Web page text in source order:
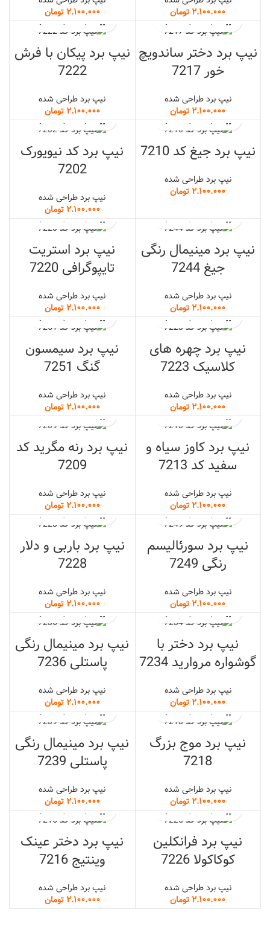
تومان
تومان
نیپ برد دختر ساندویچ
خور 7217
نیپ برد طراحی شده
تومان
نیپ برد پیکان با فرش
7222
نیپ برد طراحی شده
تومان
نیپ برد جیغ کد 7210
نیپ برد طراحی شده
تومان
نیپ برد کد نیویورک
7202
نیپ برد طراحی شده
تومان
نیپ برد مینیمال رنگی
جیغ 7244
نیپ برد طراحی شده
تومان
نیپ برد استریت
تایپوگرافی 7220
نیپ برد طراحی شده
تومان
نیپ برد چهره های
کلاسیک 7223
نیپ برد طراحی شده
تومان
نیپ برد سیمسون
گنگ 7251
نیپ برد طراحی شده
تومان
نیپ برد کاوز سیاه و
سفید کد 7213
نیپ برد طراحی شده
تومان
نیپ برد رنه مگرید کد
7209
نیپ برد طراحی شده
تومان
نیپ برد سورئالیسم
رنگی 7249
نیپ برد طراحی شده
تومان
نیپ برد باربی و دلار
7228
نیپ برد طراحی شده
تومان
نیپ برد دختر با
گوشواره مروارید 7234
نیپ برد طراحی شده
تومان
نیپ برد مینیمال رنگی
پاستلی 7236
نیپ برد طراحی شده
تومان
نیپ برد موج بزرگ
7218
نیپ برد طراحی شده
تومان
نیپ برد مینیمال رنگی
پاستلی 7239
نیپ برد طراحی شده
تومان
نیپ برد فرانکلین
کوکاکولا 7226
نیپ برد طراحی شده
تومان
نیپ برد دختر عینک
وینتیج 7216
نیپ برد طراحی شده
تومان